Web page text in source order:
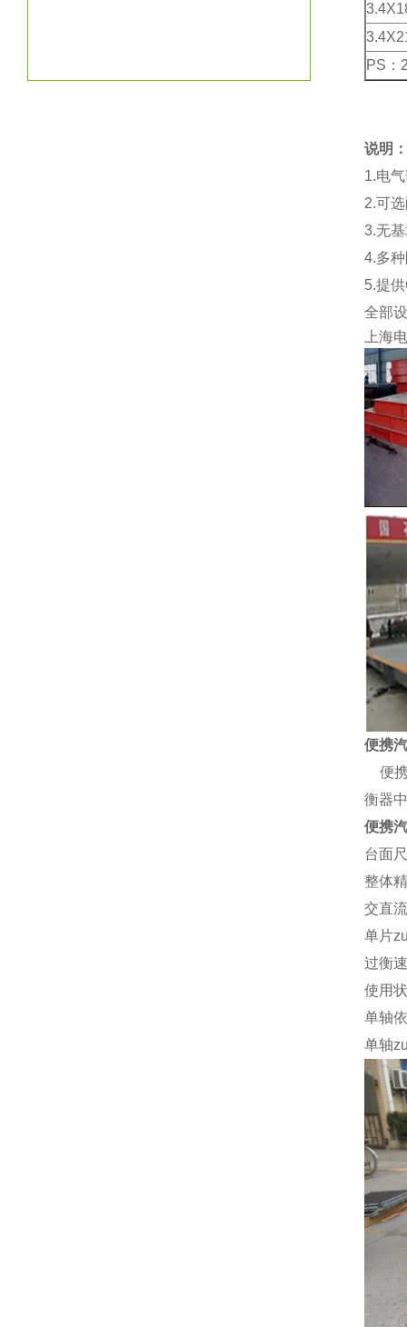
PS：
说明：
1.电
2.可
3.无
4.多
5.提
全部
上海
便携
便
衡器
便携
台面
整体
交直
单片
过衡
使用
单轴
单轴